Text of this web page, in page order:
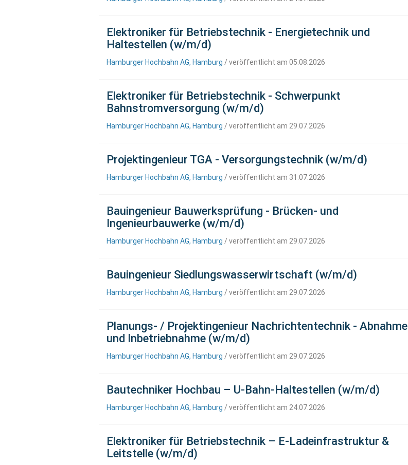
Elektroniker für Betriebstechnik - Energietechnik und
Haltestellen (w/m/d)
Hamburger Hochbahn AG, Hamburg / veröffentlicht am 05.08.2026
Elektroniker für Betriebstechnik - Schwerpunkt
Bahnstromversorgung (w/m/d)
Hamburger Hochbahn AG, Hamburg / veröffentlicht am 29.07.2026
Projektingenieur TGA - Versorgungstechnik (w/m/d)
Hamburger Hochbahn AG, Hamburg / veröffentlicht am 31.07.2026
Bauingenieur Bauwerksprüfung - Brücken- und
Ingenieurbauwerke (w/m/d)
Hamburger Hochbahn AG, Hamburg / veröffentlicht am 29.07.2026
Bauingenieur Siedlungswasserwirtschaft (w/m/d)
Hamburger Hochbahn AG, Hamburg / veröffentlicht am 29.07.2026
Planungs- / Projektingenieur Nachrichtentechnik - Abnahme
und Inbetriebnahme (w/m/d)
Hamburger Hochbahn AG, Hamburg / veröffentlicht am 29.07.2026
Bautechniker Hochbau – U-Bahn-Haltestellen (w/m/d)
Hamburger Hochbahn AG, Hamburg / veröffentlicht am 24.07.2026
Elektroniker für Betriebstechnik – E-Ladeinfrastruktur &
Leitstelle (w/m/d)